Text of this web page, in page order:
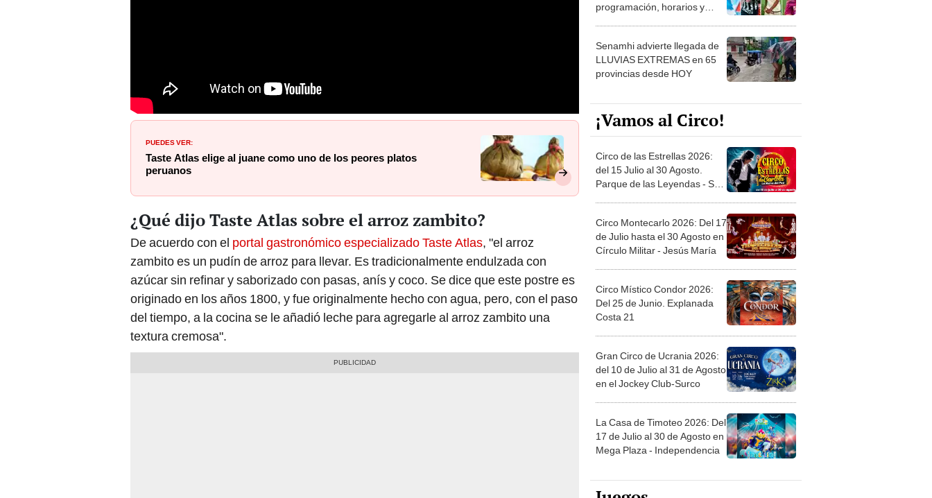
PUEDES VER:
Taste Atlas elige al juane como uno de los peores platos
peruanos
¿Qué dijo Taste Atlas sobre el arroz zambito?
De acuerdo con el portal gastronómico especializado Taste Atlas, "el arroz
zambito es un pudín de arroz para llevar. Es tradicionalmente endulzada con
azúcar sin refinar y saborizado con pasas, anís y coco. Se dice que este postre es
originado en los años 1800, y fue originalmente hecho con agua, pero, con el paso
del tiempo, a la cocina se le añadió leche para agregarle al arroz zambito una
textura cremosa".
programación, horarios y
Senamhi advierte llegada de
LLUVIAS EXTREMAS en 65
provincias desde HOY
¡Vamos al Circo!
Circo de las Estrellas 2026:
del 15 Julio al 30 Agosto.
Parque de las Leyendas - San
Circo Montecarlo 2026: Del 17
de Julio hasta el 30 Agosto en
Círculo Militar - Jesús María
Circo Místico Condor 2026:
Del 25 de Junio. Explanada
Costa 21
Gran Circo de Ucrania 2026:
del 10 de Julio al 31 de Agosto
en el Jockey Club-Surco
La Casa de Timoteo 2026: Del
17 de Julio al 30 de Agosto en
Mega Plaza - Independencia